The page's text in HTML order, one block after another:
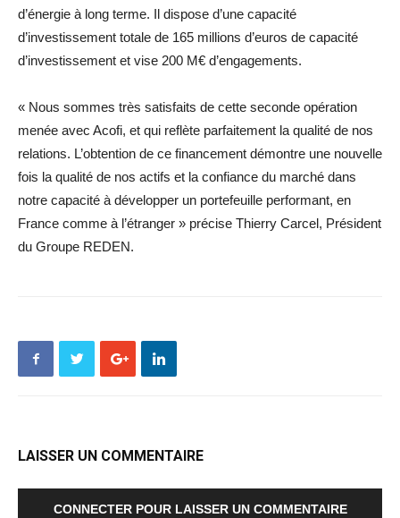
d’énergie à long terme. Il dispose d’une capacité
d’investissement totale de 165 millions d’euros de capacité
d’investissement et vise 200 M€ d’engagements.
« Nous sommes très satisfaits de cette seconde opération
menée avec Acofi, et qui reflète parfaitement la qualité de nos
relations. L’obtention de ce financement démontre une nouvelle
fois la qualité de nos actifs et la confiance du marché dans
notre capacité à développer un portefeuille performant, en
France comme à l’étranger » précise Thierry Carcel, Président
du Groupe REDEN.
LAISSER UN COMMENTAIRE
CONNECTER POUR LAISSER UN COMMENTAIRE